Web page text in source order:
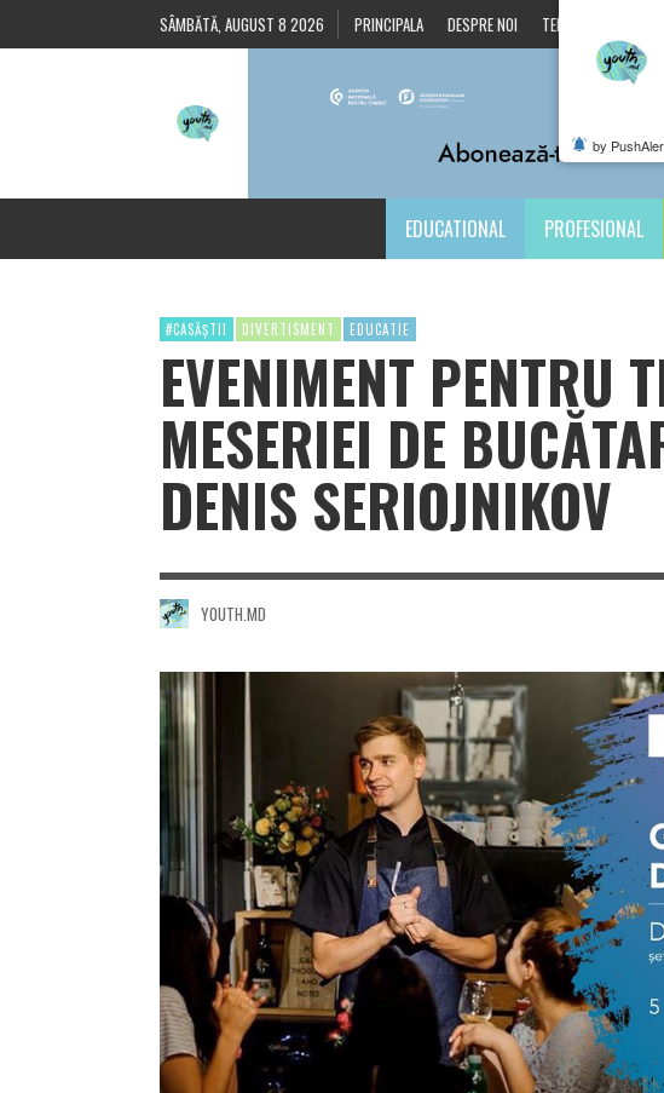
SÂMBĂTĂ, AUGUST 8 2026 PRINCIPALA DESPRE NOI TERMENI ȘI CONDIȚII
EDUCATIONAL PROFESIONAL
#CASĂȘTII DIVERTISMENT EDUCATIE
EVENIMENT PENTRU
MESERIEI DE
DENIS SERIOJNIKOV
YOUTH.MD
by